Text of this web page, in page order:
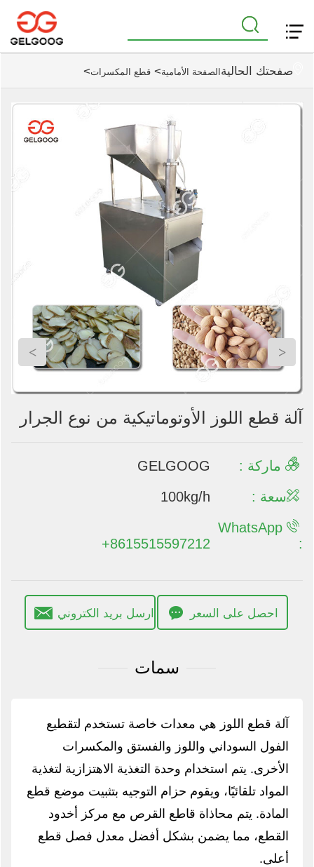
صفحتك الحالية الصفحة الأمامية> قطع المكسرات>
آلة قطع اللوز الأوتوماتيكية من نوع الجرار
> <
آلة قطع اللوز الأوتوماتيكية من نوع الجرار
ماركة :
GELGOOG
سعة :
100kg/h
WhatsApp
:
+8615515597212
احصل على السعر ارسل بريد الكتروني
سمات
آلة قطع اللوز هي معدات خاصة تستخدم لتقطيع
الفول السوداني واللوز والفستق والمكسرات
الأخرى. يتم استخدام وحدة التغذية الاهتزازية لتغذية
المواد تلقائيًا، ويقوم حزام التوجيه بتثبيت موضع قطع
المادة. يتم محاذاة قاطع القرص مع مركز أخدود
القطع، مما يضمن بشكل أفضل معدل فصل قطع
أعلى.